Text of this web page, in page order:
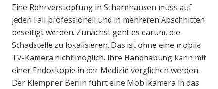
Eine Rohrverstopfung in Scharnhausen muss auf
jeden Fall professionell und in mehreren Abschnitten
beseitigt werden. Zunächst geht es darum, die
Schadstelle zu lokalisieren. Das ist ohne eine mobile
TV-Kamera nicht möglich. Ihre Handhabung kann mit
einer Endoskopie in der Medizin verglichen werden.
Der Klempner Berlin führt eine Mobilkamera in das